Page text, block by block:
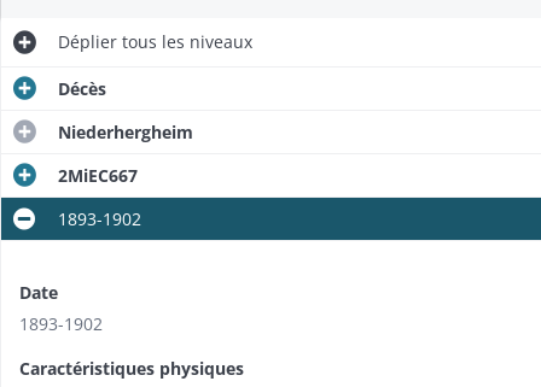
Déplier tous les niveaux
Décès
Niederhergheim
2MiEC667
1893-1902
Date
1893-1902
Caractéristiques physiques